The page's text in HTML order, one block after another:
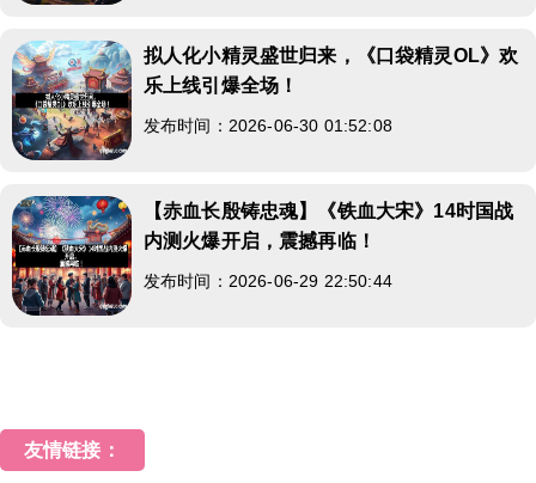
拟人化小精灵盛世归来，《口袋精灵OL》欢
乐上线引爆全场！
发布时间：2026-06-30 01:52:08
【赤血长殷铸忠魂】《铁血大宋》14时国战
内测火爆开启，震撼再临！
发布时间：2026-06-29 22:50:44
友情链接：